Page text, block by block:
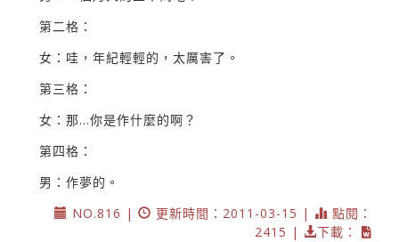
第二格：
女：哇，年紀輕輕的，太厲害了。
第三格：
女：那...你是作什麼的啊？
第四格：
男：作夢的。
NO.816 |
更新時間：2011-03-15 |
點閱：
2415 |
下載：